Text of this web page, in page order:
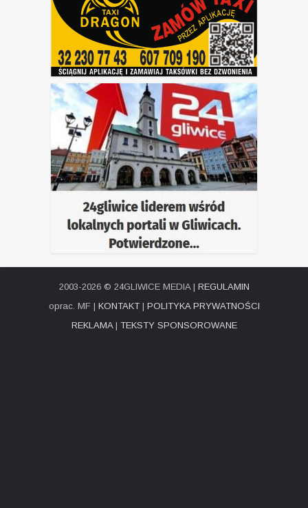
2003-2026 © 24GLIWICE MEDIA | REGULAMIN
oprac. MF | KONTAKT| POLITYKA PRYWATNOŚCI
REKLAMA| TEKSTY SPONSOROWANE